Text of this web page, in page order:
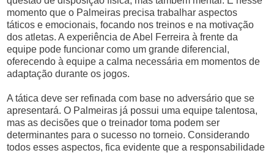
momento que o Palmeiras precisa trabalhar aspectos
táticos e emocionais, focando nos treinos e na motivação
dos atletas. A experiência de Abel Ferreira à frente da
equipe pode funcionar como um grande diferencial,
oferecendo à equipe a calma necessária em momentos de
adaptação durante os jogos.
A tática deve ser refinada com base no adversário que se
apresentará. O Palmeiras já possui uma equipe talentosa,
mas as decisões que o treinador toma podem ser
determinantes para o sucesso no torneio. Considerando
todos esses aspectos, fica evidente que a responsabilidade